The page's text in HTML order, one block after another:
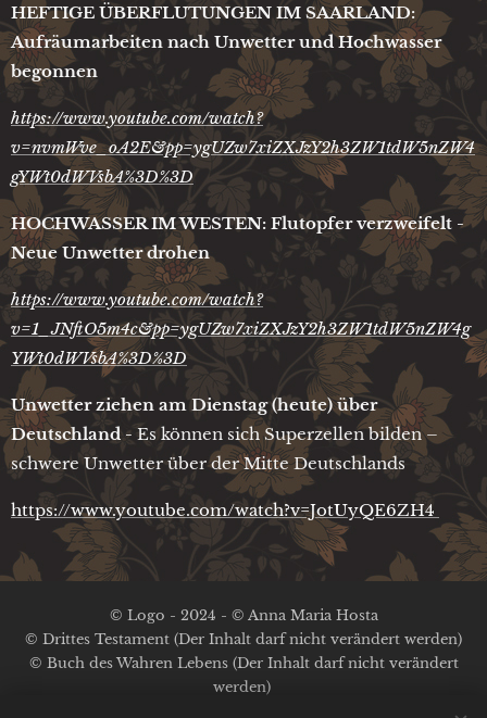
HEFTIGE ÜBERFLUTUNGEN IM SAARLAND:
Aufräumarbeiten nach Unwetter und Hochwasser
begonnen
https://www.youtube.com/watch?
v=nvmWve_oA2E&pp=ygUZw7xiZXJzY2h3ZW1tdW5nZW4
gYWt0dWVsbA%3D%3D
HOCHWASSER IM WESTEN: Flutopfer verzweifelt -
Neue Unwetter drohen
https://www.youtube.com/watch?
v=1_JNftO5m4c&pp=ygUZw7xiZXJzY2h3ZW1tdW5nZW4g
YWt0dWVsbA%3D%3D
Unwetter ziehen am Dienstag (heute) über
Deutschland - Es können sich Superzellen bilden –
schwere Unwetter über der Mitte Deutschlands
https://www.youtube.com/watch?v=JotUyQE6ZH4
© Logo - 2024 - © Anna Maria Hosta
© Drittes Testament (Der Inhalt darf nicht verändert werden)
© Buch des Wahren Lebens (Der Inhalt darf nicht verändert
werden)